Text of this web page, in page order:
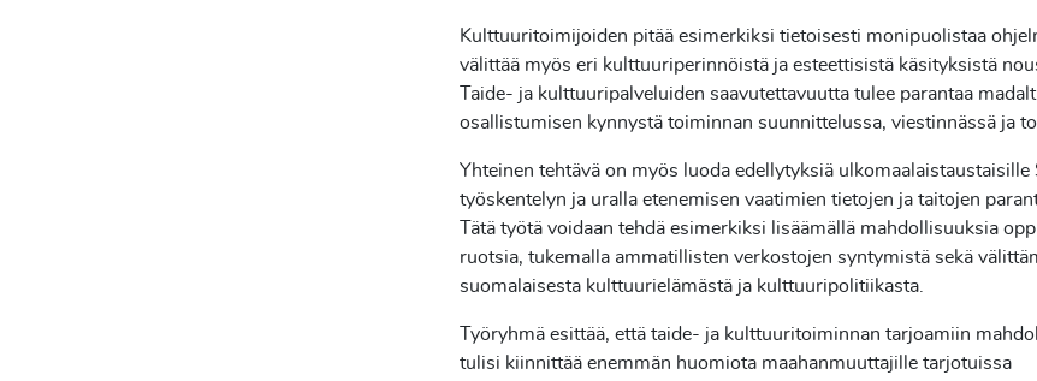
Kulttuuritoimijoiden pitää esimerkiksi tietoisesti monipuolistaa
välittää myös eri kulttuuriperinnöistä ja esteettisistä käsityksistä
Taide- ja kulttuuripalveluiden saavutettavuutta tulee parantaa
osallistumisen kynnystä toiminnan suunnittelussa, viestinnässä ja
Yhteinen tehtävä on myös luoda edellytyksiä ulkomaalaistaustaisille
työskentelyn ja uralla etenemisen vaatimien tietojen ja taitojen
Tätä työtä voidaan tehdä esimerkiksi lisäämällä mahdollisuuksia
ruotsia, tukemalla ammatillisten verkostojen syntymistä sekä
suomalaisesta kulttuurielämästä ja kulttuuripolitiikasta.
Työryhmä esittää, että taide- ja kulttuuritoiminnan tarjoamiin
tulisi kiinnittää enemmän huomiota maahanmuuttajille tarjotuissa